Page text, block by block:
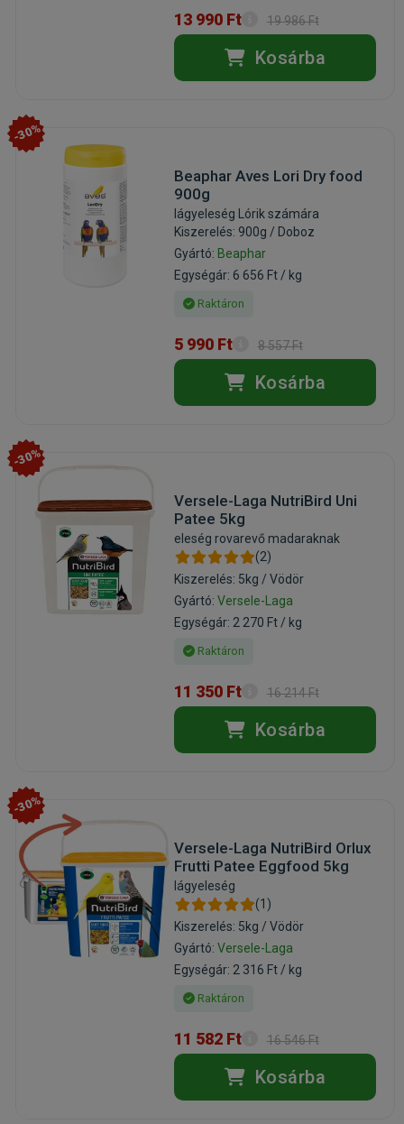
13 990 Ft 19 986 Ft
Kosárba
-30%
Beaphar Aves Lori Dry food
900g
lágyeleség Lórik számára
Kiszerelés: 900g / Doboz
Gyártó: Beaphar
Egységár: 6 656 Ft / kg
Raktáron
5 990 Ft 8 557 Ft
Kosárba
-30%
Versele-Laga NutriBird Uni
Patee 5kg
eleség rovarevő madaraknak
(2)
Kiszerelés: 5kg / Vödör
Gyártó: Versele-Laga
Egységár: 2 270 Ft / kg
Raktáron
11 350 Ft 16 214 Ft
Kosárba
-30%
Versele-Laga NutriBird Orlux
Frutti Patee Eggfood 5kg
lágyeleség
(1)
Kiszerelés: 5kg / Vödör
Gyártó: Versele-Laga
Egységár: 2 316 Ft / kg
Raktáron
11 582 Ft 16 546 Ft
Kosárba